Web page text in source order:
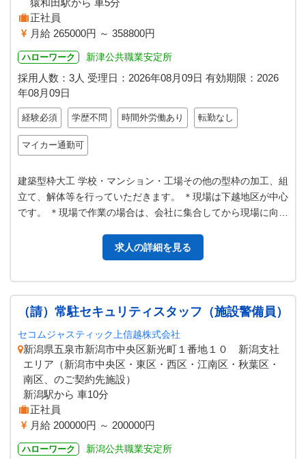
猿和田駅から 車5分
正社員
月給 265000円 ～ 358800円
ハローワーク 新津公共職業安定所
採用人数：3人 受理日： 2026年08月09日 有効期限： 2026
年08月09日
経験必須 学歴不問 時間外労働あり 転勤なし
マイカー通勤可
建築型枠大工 学校・マンション・工場その他の型枠の加工、組
立て、解体等を行っていただきます。 ＊現場は下越地区が中心
です。 ＊現場で作業の場合は、会社に集合してから現場に向か
求人の詳細を見る
（請）常駐セキュリティスタッフ（施設警備員）
セコムジャスティック上信越株式会社
新潟県五泉市新潟市中央区新光町１番地１０ 新潟支社
エリア（新潟市中央区・東区・西区・江南区・秋葉区・
南区、のご契約先施設）
新潟駅から 車10分
正社員
月給 200000円 ～ 200000円
ハローワーク 新潟公共職業安定所